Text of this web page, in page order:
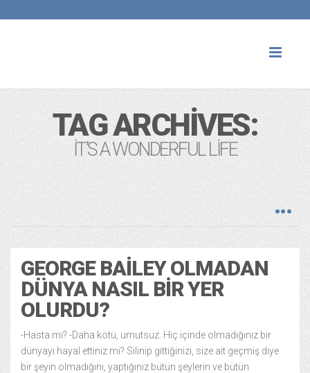
TAG ARCHIVES:
IT’S A WONDERFUL LIFE
GEORGE BAILEY OLMADAN
DÜNYA NASIL BIR YER
OLURDU?
-Hasta mı? -Daha kötü, umutsuz. Hiç içinde olmadığınız bir
dünyayı hayal ettiniz mi? Silinip gittiğinizi, size ait geçmiş diye
bir şeyin olmadığını, yaptığınız bütün şeylerin ve bütün